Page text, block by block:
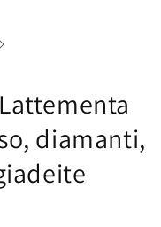
diamanti,